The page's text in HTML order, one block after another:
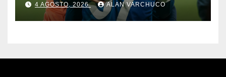
4 AGOSTO, 2026 ALAN VARCHUCO